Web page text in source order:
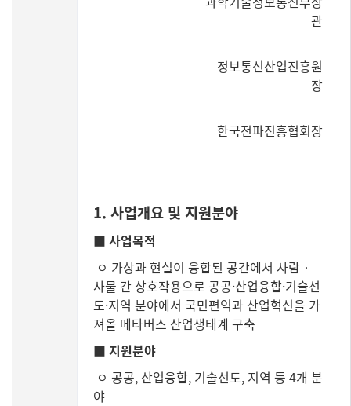
관
정보통신산업진흥원
장
한국전파진흥협회장
1. 사업개요 및 지원분야
■ 사업목적
ㅇ 가상과 현실이 융합된 공간에서 사람‧
사물 간 상호작용으로 공공·산업융합·기술선
도·지역 분야에서 국민편익과 산업혁신을 가
져올 메타버스 산업생태계 구축
■ 지원분야
ㅇ 공공, 산업융합, 기술선도, 지역 등 4개 분
야